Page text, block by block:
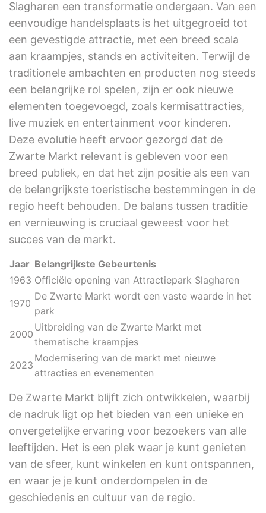
Slagharen een transformatie ondergaan. Van een
eenvoudige handelsplaats is het uitgegroeid tot
een gevestigde attractie, met een breed scala
aan kraampjes, stands en activiteiten. Terwijl de
traditionele ambachten en producten nog steeds
een belangrijke rol spelen, zijn er ook nieuwe
elementen toegevoegd, zoals kermisattracties,
live muziek en entertainment voor kinderen.
Deze evolutie heeft ervoor gezorgd dat de
Zwarte Markt relevant is gebleven voor een
breed publiek, en dat het zijn positie als een van
de belangrijkste toeristische bestemmingen in de
regio heeft behouden. De balans tussen traditie
en vernieuwing is cruciaal geweest voor het
succes van de markt.
Jaar Belangrijkste Gebeurtenis
1963 Officiële opening van Attractiepark Slagharen
1970
De Zwarte Markt wordt een vaste waarde in het
park
2000
Uitbreiding van de Zwarte Markt met
thematische kraampjes
2023
Modernisering van de markt met nieuwe
attracties en evenementen
De Zwarte Markt blijft zich ontwikkelen, waarbij
de nadruk ligt op het bieden van een unieke en
onvergetelijke ervaring voor bezoekers van alle
leeftijden. Het is een plek waar je kunt genieten
van de sfeer, kunt winkelen en kunt ontspannen,
en waar je je kunt onderdompelen in de
geschiedenis en cultuur van de regio.